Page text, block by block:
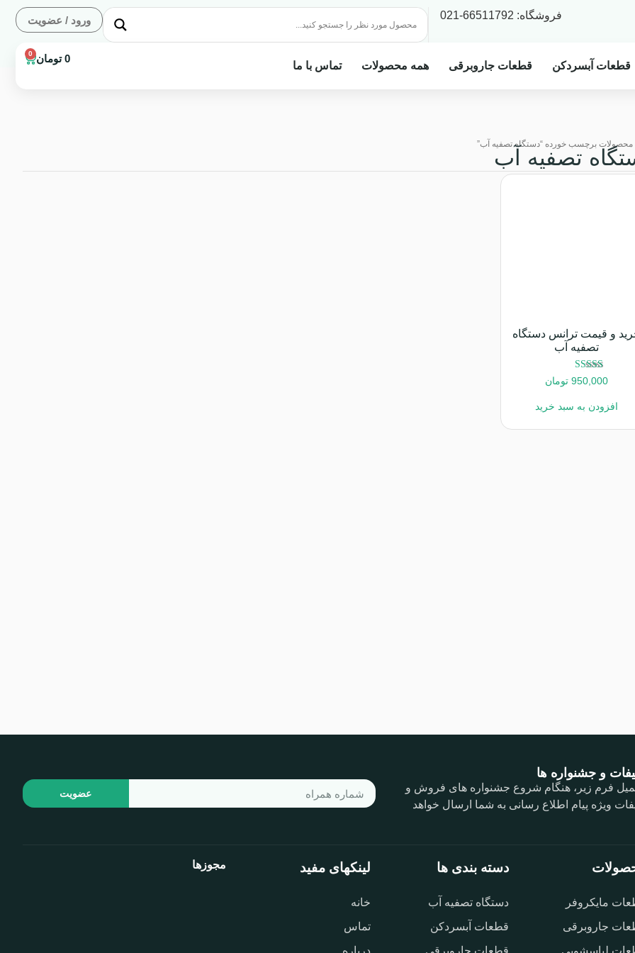
فروشگاه: 66511792
-021 ورود / عضویت
قطعات آبسردکن قطعات جاروبرقی همه محصولات تماس با ما
0 تومان 0
برچسب خورده “دستگاه تصفیه آب”
تصفیه آب
و قیمت ترانس دستگاه
تصفیه آب
امتیاز
5.00
950,000 تومان
افزودن به سبد خرید
و جشنواره ها
فرم زیر، هنگام شروع جشنواره های فروش و
ویژه پیام اطلاع رسانی به شما ارسال خواهد
عضویت
مایکروفر
جاروبرقی
لباسشویی
دسته بندی ها
دستگاه تصفیه آب
قطعات آبسردکن
قطعات جاروبرقی
لینکهای مفید
خانه
تماس
درباره
مجوزها